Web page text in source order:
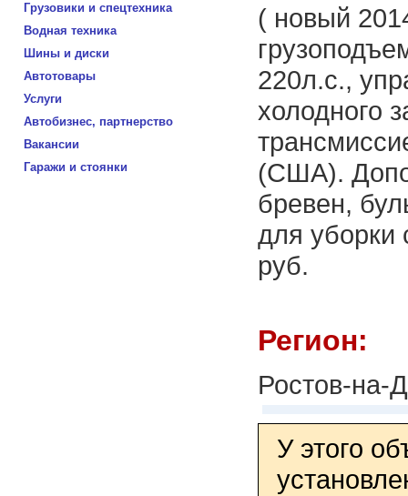
Грузовики и спецтехника
Водная техника
Шины и диски
Автотовары
Услуги
Автобизнес, партнерство
Вакансии
Гаражи и стоянки
( новый
220л.с.,
холодного
(США).
бревен,
для уборки
руб.
Регион:
Ростов-на-
У этого